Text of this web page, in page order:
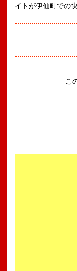
イトが伊仙町での
こ